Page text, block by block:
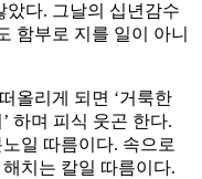
았다. 그날의 십년감수
함부로 지를 일이 아니
올리게 되면 ‘거룩한
하며 피식 웃곤 한다.
일 따름이다. 속으로
치는 칼일 따름이다.